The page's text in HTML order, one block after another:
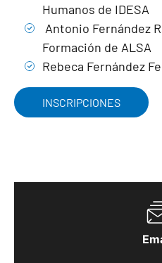
Humanos de IDESA
Antonio Fernández
Formación de ALSA
Rebeca Fernández
INSCRIPCIONES